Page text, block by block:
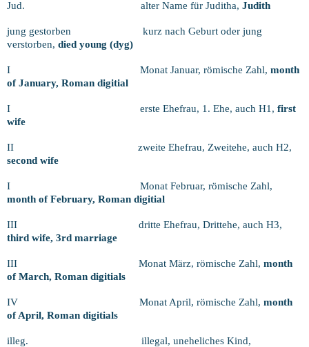
Jud. alter Name für Juditha, Judith
jung gestorben
kurz nach Geburt oder jung
verstorben, died young (dyg)
I Monat Januar, römische Zahl, month
of January, Roman digitial
I erste Ehefrau, 1. Ehe, auch H1, first
wife
II
zweite Ehefrau, Zweitehe, auch H2,
second wife
I
Monat Februar, römische Zahl,
month of February, Roman digitial
III
dritte Ehefrau, Drittehe, auch H3,
third wife, 3rd marriage
III Monat März, römische Zahl, month
of March, Roman digitials
IV Monat April, römische Zahl, month
of April, Roman digitials
illeg.
illegal, uneheliches Kind,